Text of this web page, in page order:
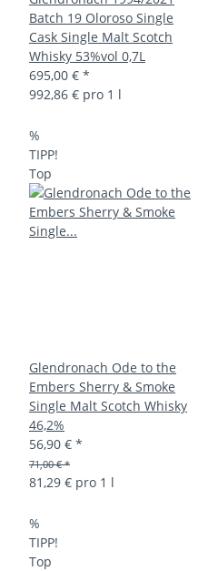
Batch 19 Oloroso Single
Cask Single Malt Scotch
Whisky 53%vol 0,7L
695,00 € *
992,86 € pro 1 l
%
TIPP!
Top
Glendronach Ode to the
Embers Sherry & Smoke
Single Malt Scotch Whisky
46,2%
56,90 € *
71,00 € *
81,29 € pro 1 l
%
TIPP!
Top